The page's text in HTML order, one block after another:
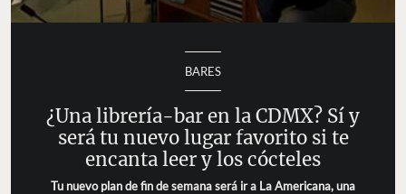
BARES
¿Una librería-bar en la CDMX? Sí y
será tu nuevo lugar favorito si te
encanta leer y los cócteles
Tu nuevo plan de fin de semana será ir a La Americana, una